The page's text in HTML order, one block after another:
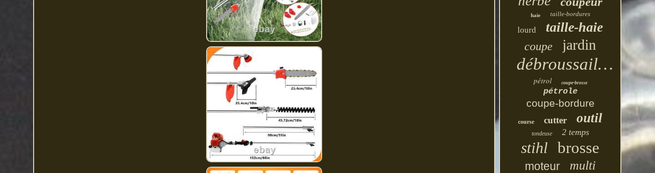
haie taille-bordures
lourd taille-haie
coupe jardin
débroussailleuse
pétrol coupe-brosse
pétrole
coupe-bordure
course cutter outil
tondeuse 2 temps
stihl brosse
moteur multi